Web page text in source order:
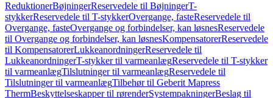
ReduktionerBøjningerReservedele til BøjningerT-
stykkerReservedele til T-stykkerOvergange, fasteReservedele til
Overgange, fasteOvergange og forbindelser, kan løsnesReservedele
til Overgange og forbindelser, kan løsnesKompensatorerReservedele
til KompensatorerLukkeanordningerReservedele til
LukkeanordningerT-stykker til varmeanlægReservedele til T-stykker
til varmeanlægTilslutninger til varmeanlægReservedele til
Tilslutninger til varmeanlægTilbehør til Geberit Mapress
ThermBeskyttelseskapper til rørenderSystempakningerBeslag til